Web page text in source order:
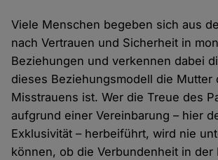
Viele Menschen begeben sich aus
nach Vertrauen und Sicherheit in
Beziehungen und verkennen dabei
dieses Beziehungsmodell die Mutter
Misstrauens ist. Wer die Treue des
aufgrund einer Vereinbarung – hier
Exklusivität – herbeiführt, wird nie
können, ob die Verbundenheit in der